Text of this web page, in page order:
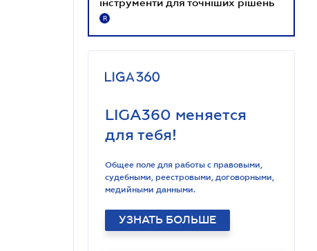
R
LIGA360 меняется
для тебя!
Общее поле для работы с правовыми,
судебными, реестровыми, договорными,
медийными данными.
УЗНАТЬ БОЛЬШЕ